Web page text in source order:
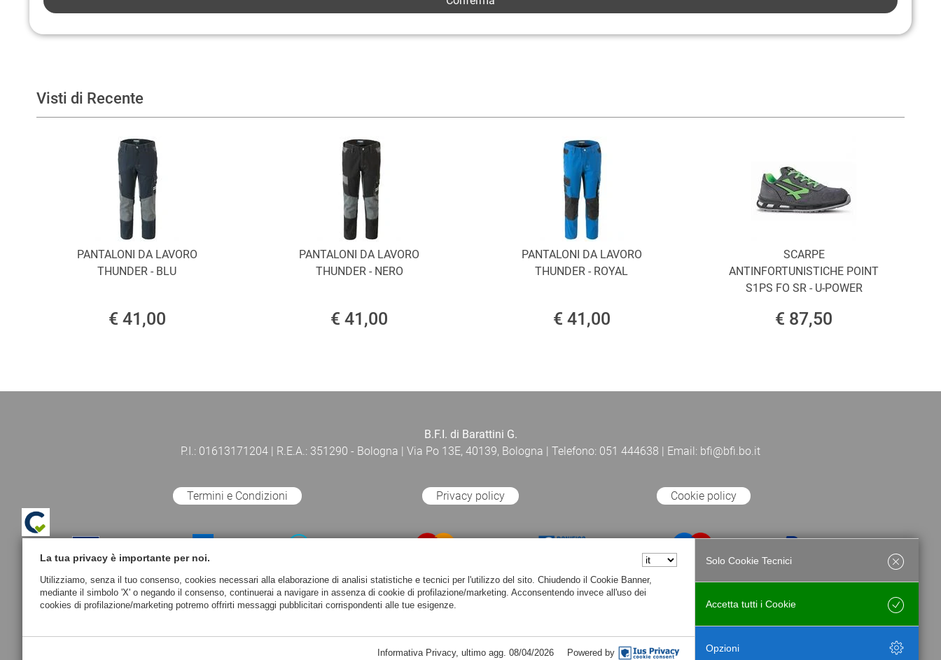
Visti di Recente
PANTALONI DA LAVORO
THUNDER - BLU
€ 41,00
PANTALONI DA LAVORO
THUNDER - NERO
€ 41,00
PANTALONI DA LAVORO
THUNDER - ROYAL
€ 41,00
SCARPE
ANTINFORTUNISTICHE POINT
S1PS FO SR - U-POWER
€ 87,50
B.F.I. di Barattini G.
P.I.: 01613171204 | R.E.A.: 351290 - Bologna | Via Po 13E, 40139, Bologna | Telefono: 051 444638 | Email: bfi@bfi.bo.it
Termini e Condizioni Privacy policy Cookie policy
La tua privacy è importante per noi.
Utilizziamo, senza il tuo consenso, cookies necessari alla elaborazione di analisi statistiche e tecnici per l'utilizzo del sito. Chiudendo il Cookie Banner,
mediante il simbolo 'X' o negando il consenso, continuerai a navigare in assenza di cookie di profilazione/marketing. Acconsentendo invece all'uso dei
cookies di profilazione/marketing potremo offrirti messaggi pubblicitari corrispondenti alle tue esigenze.
Accetta tutti i Cookie
Solo Cookie Tecnici
Salva
Opzioni
Informativa Privacy, ultimo agg. 08/04/2026 Powered by